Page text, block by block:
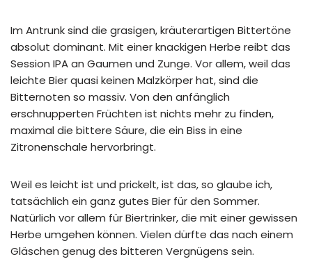
Im Antrunk sind die grasigen, kräuterartigen Bittertöne
absolut dominant. Mit einer knackigen Herbe reibt das
Session IPA an Gaumen und Zunge. Vor allem, weil das
leichte Bier quasi keinen Malzkörper hat, sind die
Bitternoten so massiv. Von den anfänglich
erschnupperten Früchten ist nichts mehr zu finden,
maximal die bittere Säure, die ein Biss in eine
Zitronenschale hervorbringt.
Weil es leicht ist und prickelt, ist das, so glaube ich,
tatsächlich ein ganz gutes Bier für den Sommer.
Natürlich vor allem für Biertrinker, die mit einer gewissen
Herbe umgehen können. Vielen dürfte das nach einem
Gläschen genug des bitteren Vergnügens sein.